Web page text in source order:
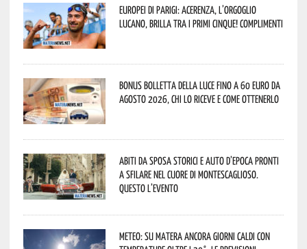
Europei di Parigi: Acerenza, l’orgoglio
lucano, brilla tra i primi cinque! Complimenti
Bonus bolletta della luce fino a 60 euro da
agosto 2026, chi lo riceve e come ottenerlo
Abiti da sposa storici e auto d’epoca pronti
a sfilare nel cuore di Montescaglioso.
Questo l’evento
Meteo: su Matera ancora giorni caldi con